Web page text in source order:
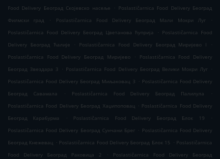
Food Delivery Београд Скојевско насеље
. Poslastičarnica Food Delivery Београд
Филмски град
. Poslastičarnica Food Delivery Београд Мали Мокри Луг
.
Poslastičarnica Food Delivery Београд Цветанова ћуприја
. Poslastičarnica Food
Delivery Београд Ћалије
. Poslastičarnica Food Delivery Београд Миријево I
.
Poslastičarnica Food Delivery Београд Миријево
.
Poslastičarnica Food Delivery
Београд Звездара 3
. Poslastičarnica Food Delivery Београд Велики Мокри Луг .
Poslastičarnica Food Delivery Београд Миљаковац 3 . Poslastičarnica Food Delivery
Београд Савамала
. Poslastičarnica Food Delivery Београд Палилула
.
Poslastičarnica Food Delivery Београд Хаџипоповац . Poslastičarnica Food Delivery
Београд Карабурма
. Poslastičarnica Food Delivery Београд Блок 19
.
Poslastičarnica Food Delivery Београд Сунчани Брег . Poslastičarnica Food Delivery
Београд Кнежевац . Poslastičarnica Food Delivery Београд Блок 15 . Poslastičarnica
Food Delivery Београд Раковица 2
.
Poslastičarnica Food Delivery Београд